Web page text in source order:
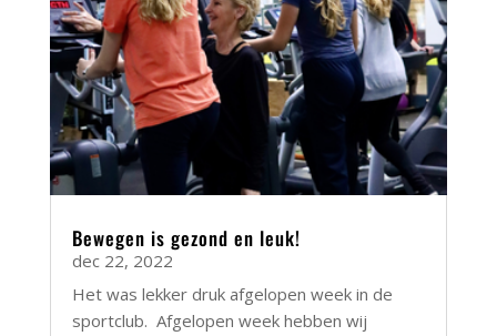
Bewegen is gezond en leuk!
dec 22, 2022
Het was lekker druk afgelopen week in de
sportclub. Afgelopen week hebben wij